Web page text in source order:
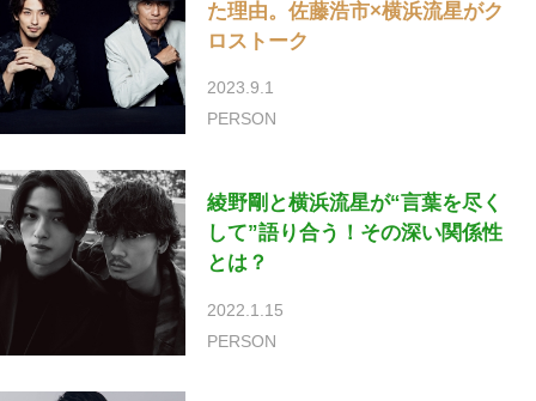
た理由。佐藤浩市×横浜流星がク
ロストーク
2023.9.1
PERSON
綾野剛と横浜流星が“言葉を尽く
して”語り合う！その深い関係性
とは？
2022.1.15
PERSON